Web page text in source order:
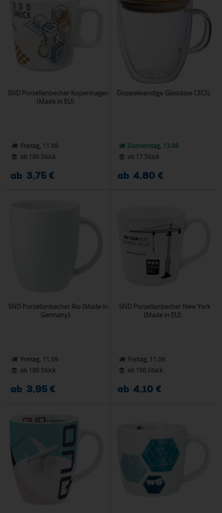
SND Porzellanbecher Kopenhagen
(Made in EU)
Freitag, 11.09.
ab 100 Stück
ab 3,75 €
Doppelwandige Glastasse CECIL
Donnerstag, 13.08.
ab 17 Stück
ab 4,80 €
SND Porzellanbecher Rio (Made in
Germany)
Freitag, 11.09.
ab 100 Stück
ab 3,95 €
SND Porzellanbecher New York
(Made in EU)
Freitag, 11.09.
ab 100 Stück
ab 4,10 €